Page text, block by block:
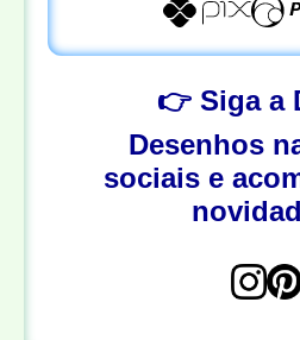
👉 Siga a
Desenhos
sociais e